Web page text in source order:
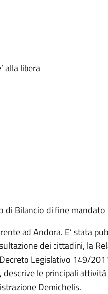
alla libera
di Bilancio di fine
ad Andora. E’ stata
dei cittadini, la
Legislativo 149/
descrive le principali
Demichelis.